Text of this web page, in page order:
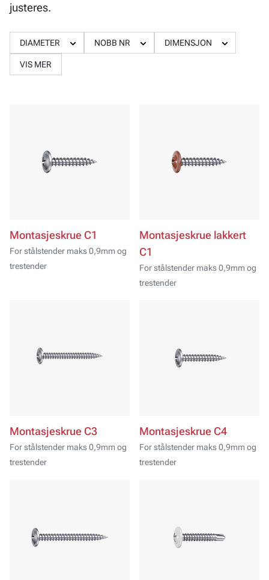
justeres.
DIAMETER NOBB NR DIMENSJON
VIS MER
Montasjeskrue C1
For stålstender maks 0,9mm og
trestender
Montasjeskrue lakkert
C1
For stålstender maks 0,9mm og
trestender
Montasjeskrue C3
For stålstender maks 0,9mm og
trestender
Montasjeskrue C4
For stålstender maks 0,9mm og
trestender